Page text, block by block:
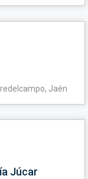
Jaén
Júcar